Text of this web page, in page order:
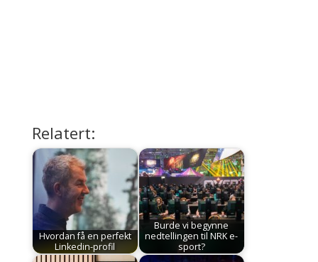
Relatert:
Hvordan få en perfekt
Linkedin-profil
Burde vi begynne
nedtellingen til NRK e-
sport?